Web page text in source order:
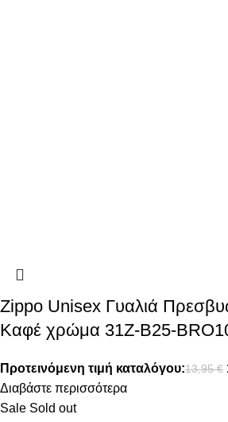
Zippo Unisex Γυαλιά
Καφέ χρώμα 31Z-B25-
Προτεινόμενη τιμή καταλόγου:13,95€
Διαβάστε περισσότερα
Sale Sold out